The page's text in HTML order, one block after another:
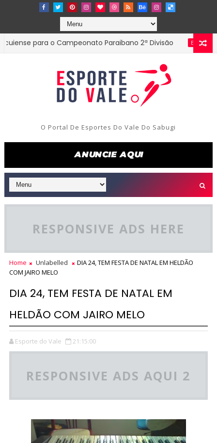
para o Campeonato Paraibano 2ª Divisão ESTADUAL
O Portal De Esportes Do Vale Do Sabugi
RESPONSIVE ADS HERE
Home Unlabelled
DIA 24, TEM FESTA DE NATAL EM HELDÃO
COM JAIRO MELO
DIA 24, TEM FESTA DE NATAL EM
HELDÃO COM JAIRO MELO
Esporte do Vale 21:15:00
RESPONSIVE ADS AQUI 2